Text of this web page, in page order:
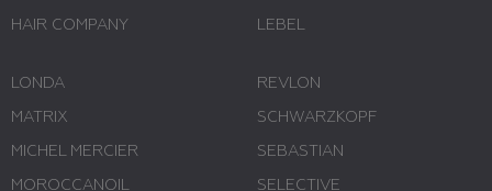
HAIR COMPANY LEBEL
LONDA
MATRIX
MICHEL MERCIER
MOROCCANOIL
REVLON
SCHWARZKOPF
SEBASTIAN
SELECTIVE